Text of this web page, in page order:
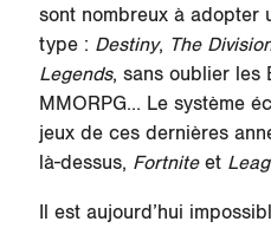
sont nombreux à adopter
type : Destiny, The
Legends, sans oublier les
MMORPG… Le système
jeux de ces dernières
là-dessus, Fortniteet
Il est aujourd’hui